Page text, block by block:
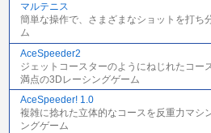
マルテニス
簡単な操作で、さまざまなショットを打ち
ム
AceSpeeder2
ジェットコースターのようにねじれたコー
満点の3Dレーシングゲーム
AceSpeeder! 1.0
複雑に捻れた立体的なコースを反重力マシ
ングゲーム